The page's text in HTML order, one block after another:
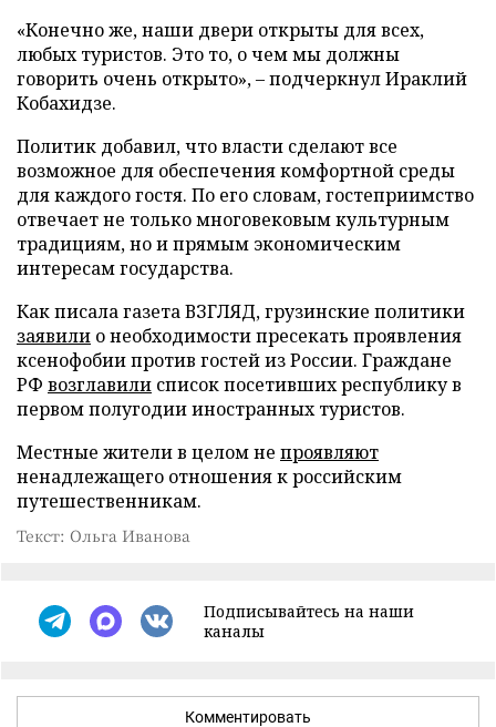
«Конечно же, наши двери открыты для всех,
любых туристов. Это то, о чем мы должны
говорить очень открыто», – подчеркнул Ираклий
Кобахидзе.
Политик добавил, что власти сделают все
возможное для обеспечения комфортной среды
для каждого гостя. По его словам, гостеприимство
отвечает не только многовековым культурным
традициям, но и прямым экономическим
интересам государства.
Как писала газета ВЗГЛЯД, грузинские политики
заявили о необходимости пресекать проявления
ксенофобии против гостей из России. Граждане
РФ возглавили список посетивших республику в
первом полугодии иностранных туристов.
Местные жители в целом не проявляют
ненадлежащего отношения к российским
путешественникам.
Текст: Ольга Иванова
Подписывайтесь на наши
каналы
Комментировать